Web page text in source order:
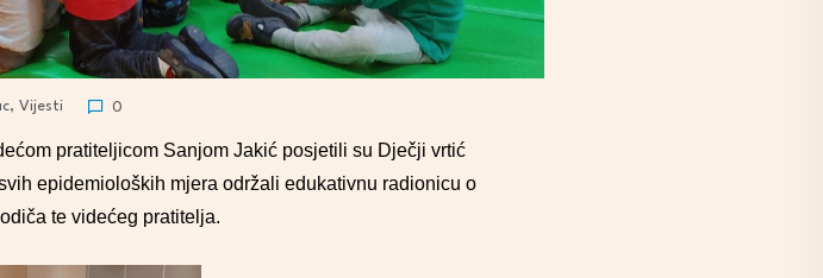
, Vijesti 0
pratiteljicom Sanjom Jakić posjetili su Dječji vrtić
epidemioloških mjera održali edukativnu radionicu o
te videćeg pratitelja.